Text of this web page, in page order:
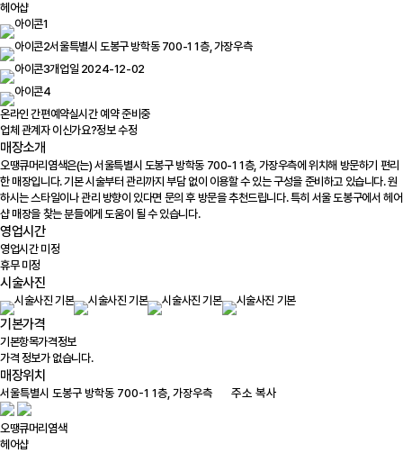
헤어샵
서울특별시 도봉구 방학동 700-1 1층, 가장우측
개업일 2024-12-02
온라인 간편예약실시간 예약 준비중
업체 관계자 이신가요?정보 수정
매장소개
오땡큐머리염색은(는) 서울특별시 도봉구 방학동 700-1 1층, 가장우측에 위치해 방문하기 편리
한 매장입니다. 기본 시술부터 관리까지 부담 없이 이용할 수 있는 구성을 준비하고 있습니다. 원
하시는 스타일이나 관리 방향이 있다면 문의 후 방문을 추천드립니다. 특히 서울 도봉구에서 헤어
샵 매장을 찾는 분들에게 도움이 될 수 있습니다.
영업시간
영업시간 미정
휴무 미정
시술사진
기본가격
기본항목가격정보
가격 정보가 없습니다.
매장위치
주소 복사
오땡큐머리염색
헤어샵